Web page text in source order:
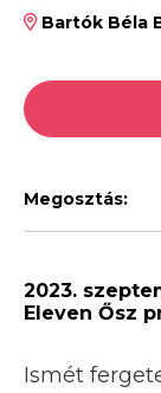
Bartók Béla
Megosztás:
2023.
Eleven Ősz
Ismét